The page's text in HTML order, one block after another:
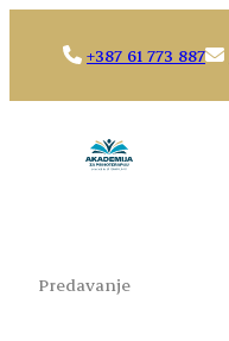
+387 61 773 887
Predavanje